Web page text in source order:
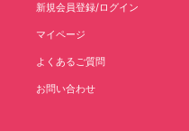
新規会員登録/ログイン
マイページ
よくあるご質問
お問い合わせ